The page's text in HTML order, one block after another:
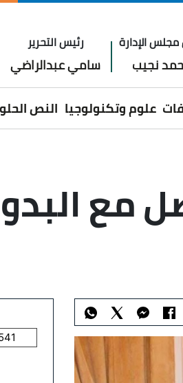
الإدارة
نجيب
رئيس التحرير
سامي عبدالراضي
علوم وتكنولوجيا النص الحلو
مع